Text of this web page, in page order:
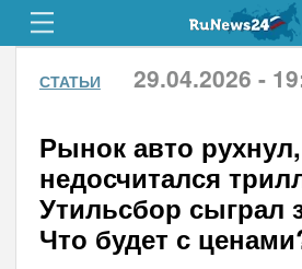
СТАТЬИ 29.04.2026 -
Рынок авто
недосчитался
Утильсбор сыграл
Что будет с